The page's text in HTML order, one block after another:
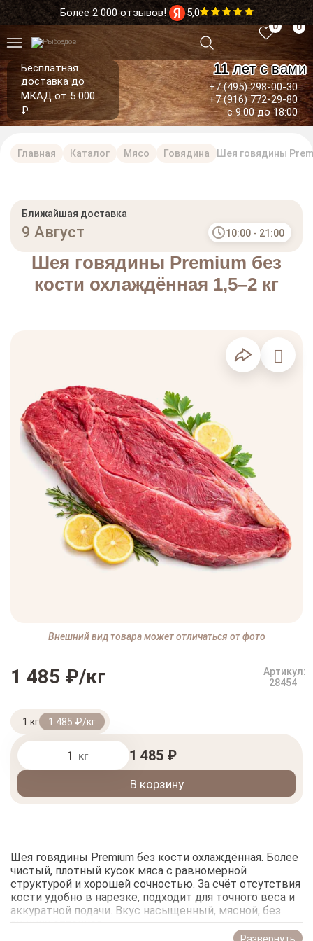
Более 2 000 отзывов! 5,0
Бесплатная
доставка до
МКАД от 5 000
₽
11 лет с вами
+7 (495) 298-00-30
+7 (916) 772-29-80
с 9:00 до 18:00
0 0
Главная Каталог Мясо Говядина Шея говядины
Шея говядины Premium без
кости охлаждённая 1,5–2 кг
Ближайшая доставка
9 Август 10:00 - 21:00
Внешний вид товара может отличаться от фото
1 485 ₽/кг
Артикул:
28454
1 кг 1 485 ₽/кг
кг 1 485 ₽
В корзину
Шея говядины Premium без кости охлаждённая. Более
чистый, плотный кусок мяса с равномерной
структурой и хорошей сочностью. За счёт отсутствия
кости удобно в нарезке, подходит для точного веса и
аккуратной подачи. Вкус насыщенный, мясной, без
лишних оттенков.